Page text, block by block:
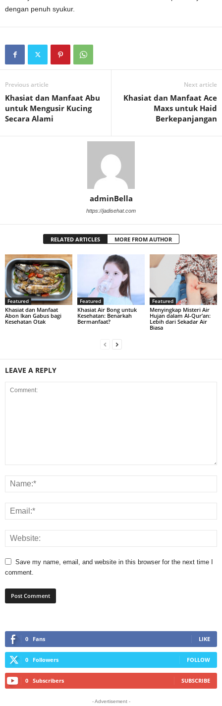
dengan penuh syukur.
Previous article
Khasiat dan Manfaat Abu
untuk Mengusir Kucing
Secara Alami
Next article
Khasiat dan Manfaat Ace
Maxs untuk Haid
Berkepanjangan
adminBella
https://jadisehat.com
RELATED ARTICLES MORE FROM AUTHOR
Featured
Khasiat dan Manfaat
Abon Ikan Gabus bagi
Kesehatan Otak
Featured
Khasiat Air Bong untuk
Kesehatan: Benarkah
Bermanfaat?
Featured
Menyingkap Misteri Air
Hujan dalam Al-Qur’an:
Lebih dari Sekadar Air
Biasa
LEAVE A REPLY
Save my name, email, and website in this browser for the next time I
comment.
0 Fans LIKE
0 Followers FOLLOW
0 Subscribers SUBSCRIBE
- Advertisement -